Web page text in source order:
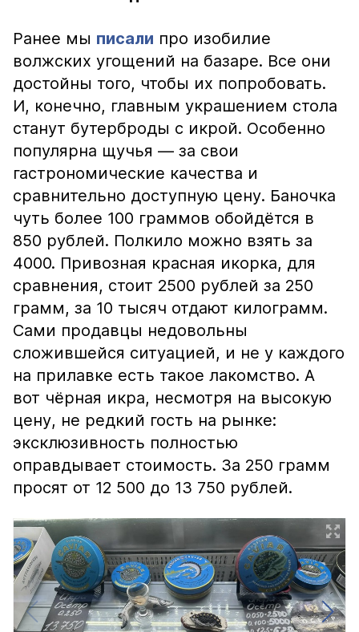
Ранее мы писали про изобилие
волжских угощений на базаре. Все они
достойны того, чтобы их попробовать.
И, конечно, главным украшением стола
станут бутерброды с икрой. Особенно
популярна щучья — за свои
гастрономические качества и
сравнительно доступную цену. Баночка
чуть более 100 граммов обойдётся в
850 рублей. Полкило можно взять за
4000. Привозная красная икорка, для
сравнения, стоит 2500 рублей за 250
грамм, за 10 тысяч отдают килограмм.
Сами продавцы недовольны
сложившейся ситуацией, и не у каждого
на прилавке есть такое лакомство. А
вот чёрная икра, несмотря на высокую
цену, не редкий гость на рынке:
эксклюзивность полностью
оправдывает стоимость. За 250 грамм
просят от 12 500 до 13 750 рублей.